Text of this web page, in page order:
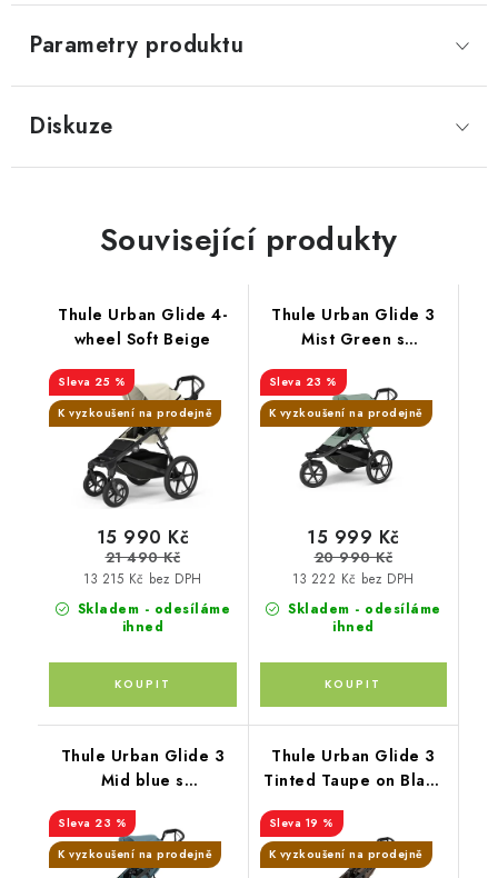
Parametry produktu
Diskuze
Související produkty
Thule Urban Glide 4-
wheel Soft Beige
25 %
K vyzkoušení na prodejně
Skladem - odesíláme
ihned
13 215 Kč bez DPH
15 990 Kč
21 490 Kč
Thule Urban Glide 3
Mist Green s
magnetickou přezkou
23 %
K vyzkoušení na prodejně
Skladem - odesíláme
ihned
13 222 Kč bez DPH
15 999 Kč
20 990 Kč
Thule Urban Glide 3
Mid blue s
magnetickou přezkou
23 %
K vyzkoušení na prodejně
Thule Urban Glide 3
Tinted Taupe on Black
s magnetickou přezkou
19 %
K vyzkoušení na prodejně